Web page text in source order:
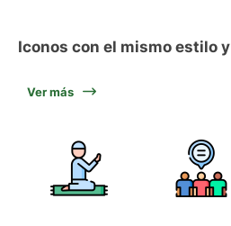
Iconos con el mismo estilo
Ver más